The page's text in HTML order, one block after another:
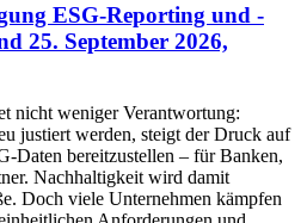
ESG-Reporting und -
25. September 2026,
nicht weniger Verantwortung:
justiert werden, steigt der Druck auf
Daten bereitzustellen – für Banken,
Nachhaltigkeit wird damit
Doch viele Unternehmen kämpfen